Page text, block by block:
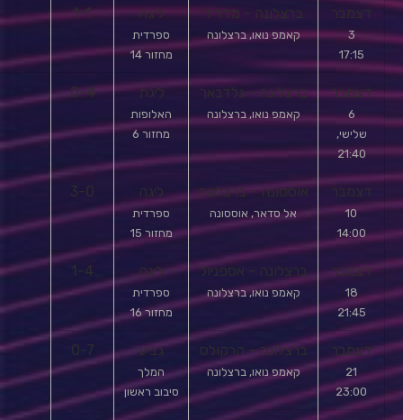
דצמבר
3
17:15
ברצלונה - מדריד
קאמפ נואו, ברצלונה
ליגה
ספרדית
מחזור 14
1-1
דצמבר
6
שלישי,
21:40
ברצלונה - גלדבאך
קאמפ נואו, ברצלונה
ליגת
האלופות
מחזור 6
0-4
דצמבר
10
14:00
אוססונה - ברצלונה
אל סדאר, אוססונה
ליגה
ספרדית
מחזור 15
3-0
דצמבר
18
21:45
ברצלונה - אספניול
קאמפ נואו, ברצלונה
ליגה
ספרדית
מחזור 16
1-4
דצמבר
21
23:00
ברצלונה - הרקולס
קאמפ נואו, ברצלונה
גביע
המלך
סיבוב ראשון
0-7